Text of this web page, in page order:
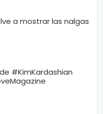
a mostrar las nalgas
#KimKardashian